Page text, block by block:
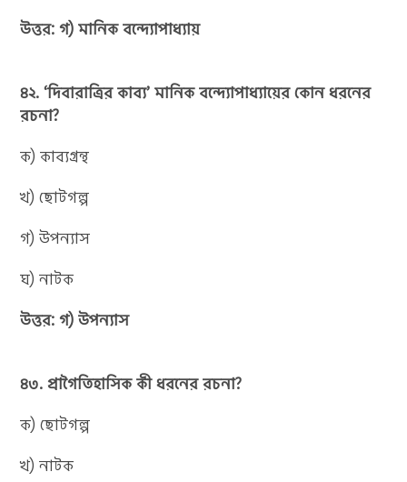
উত্তর: গ) মানিক বন্দ্যোপাধ্যায়
৪২. ‘দিবারাত্রির কাব্য’ মানিক বন্দ্যোপাধ্যায়ের কোন ধরনের
রচনা?
ক) কাব্যগ্রন্থ
খ) ছোটগল্প
গ) উপন্যাস
ঘ) নাটক
উত্তর: গ) উপন্যাস
৪৩. প্রাগৈতিহাসিক কী ধরনের রচনা?
ক) ছোটগল্প
খ) নাটক